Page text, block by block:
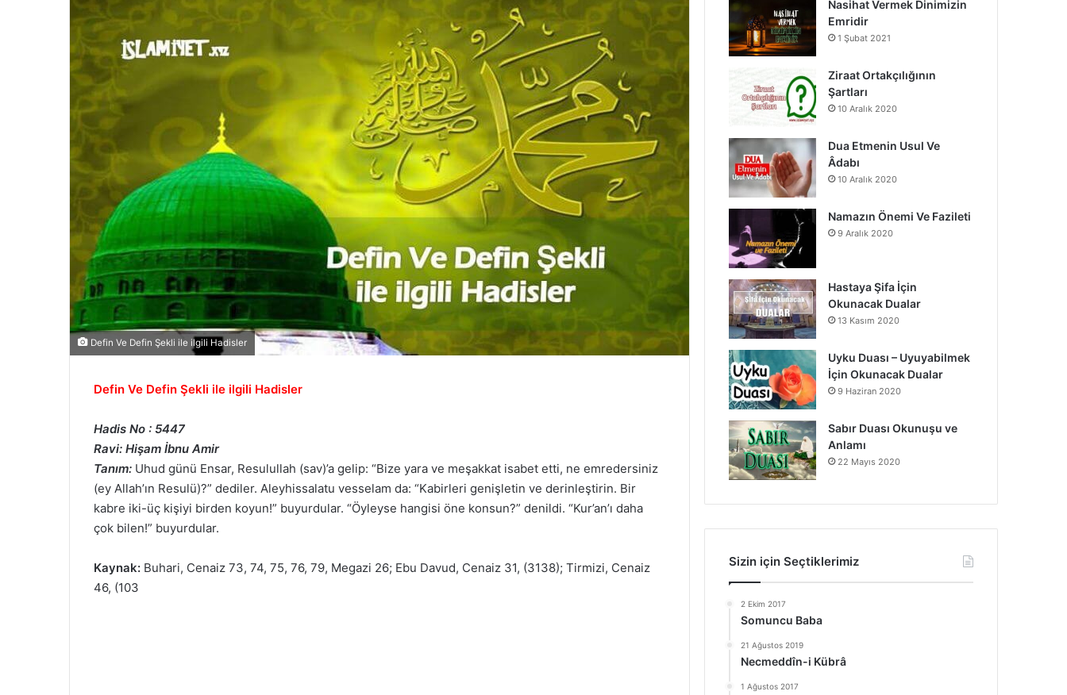
Defin Ve Defin Şekli ile ilgili Hadisler
Defin Ve Defin Şekli ile ilgili Hadisler
Hadis No : 5447
Ravi: Hişam İbnu Amir
Tanım: Uhud günü Ensar, Resulullah (sav)’a gelip: “Bize yara ve meşakkat isabet etti, ne emredersiniz
(ey Allah’ın Resulü)?” dediler. Aleyhissalatu vesselam da: “Kabirleri genişletin ve derinleştirin. Bir
kabre iki-üç kişiyi birden koyun!” buyurdular. “Öyleyse hangisi öne konsun?” denildi. “Kur’an’ı daha
çok bilen!” buyurdular.
Kaynak: Buhari, Cenaiz 73, 74, 75, 76, 79, Megazi 26; Ebu Davud, Cenaiz 31, (3138); Tirmizi, Cenaiz
46, (103
o
o
k
b
g
a
Nasihat Vermek Dinimizin
Emridir
1 Şubat 2021
Ziraat Ortakçılığının
Şartları
10 Aralık 2020
Dua Etmenin Usul Ve
Âdabı
10 Aralık 2020
Namazın Önemi Ve Fazileti
9 Aralık 2020
Hastaya Şifa İçin
Okunacak Dualar
13 Kasım 2020
Uyku Duası – Uyuyabilmek
İçin Okunacak Dualar
9 Haziran 2020
Sabır Duası Okunuşu ve
Anlamı
22 Mayıs 2020
Sizin için Seçtiklerimiz
2 Ekim 2017
Somuncu Baba
21 Ağustos 2019
Necmeddîn-i Kübrâ
1 Ağustos 2017